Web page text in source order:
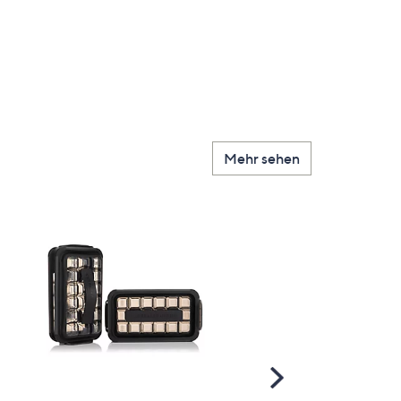
Mehr sehen
Scroll
Right